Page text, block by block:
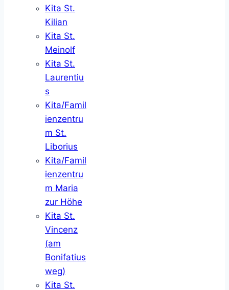
Kita St.
Kilian
Kita St.
Meinolf
Kita St.
Laurentiu
s
Kita/Famil
ienzentru
m St.
Liborius
Kita/Famil
ienzentru
m Maria
zur Höhe
Kita St.
Vincenz
(am
Bonifatius
weg)
Kita St.